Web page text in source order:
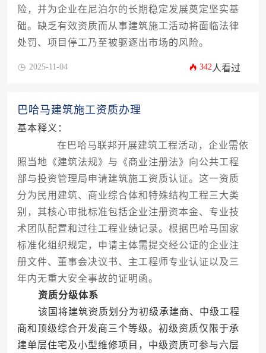
险，并为企业在尼泊尔的长期稳定发展奠定坚实基
础。缺乏有效资质而从事建筑施工活动将面临法律
处罚、项目停工乃至被驱逐出市场的风险。
2025-11-04 342人看过
巴哈马建筑施工资质办理
基本释义：
在巴哈马联邦开展建筑工程活动，企业需依
照当地《建筑法规》与《商业注册法》向公共工程
部与投资管理局申请建筑施工资质认证。这一资质
分为民用建筑、商业综合体和特殊结构工程三大类
别，其核心审批标准包括企业注册资本金、专业技
术团队配置和过往工程业绩记录。根据巴哈马国家
标准化组织规定，申请主体需提交经公证的企业注
册文件、董事会决议书、主工程师专业认证以及三
年内无重大安全事故的证明函。
资质分级体系
该国将建筑资质划分为初级承建商、中级工程
商和顶级综合开发商三个等级。初级资质仅限于承
建单层住宅及小型维修项目，中级资质可参与六层